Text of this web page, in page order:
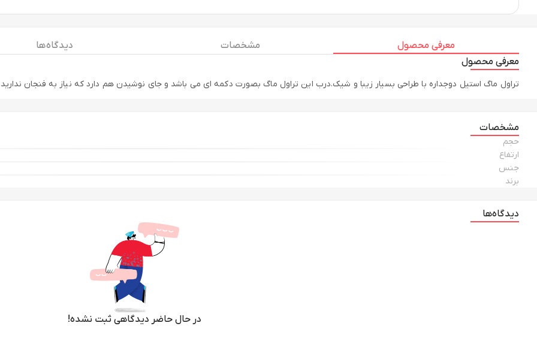
معرفی محصول مشخصات
دیدگاه ها
معرفی محصول
تراول ماگ استیل دوجداره با طراحی بسیار زیبا و شیک.درب این تراول ماگ بصورت دکمه ای می باشد و جای نوشیدن هم دارد که نیاز به فنجان ندارید
مشخصات
حجم
ارتفاع
جنس
برند
دیدگاه‌ها
در حال حاضر دیدگاهی ثبت نشده!